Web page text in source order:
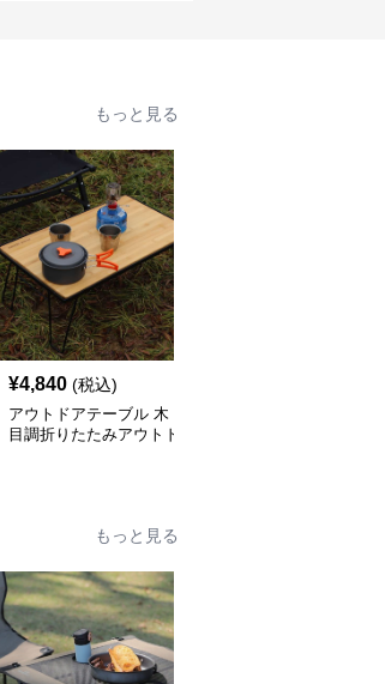
もっと見る
¥4,840 (税込)
アウトドアテーブル 木
目調折りたたみアウトド
もっと見る